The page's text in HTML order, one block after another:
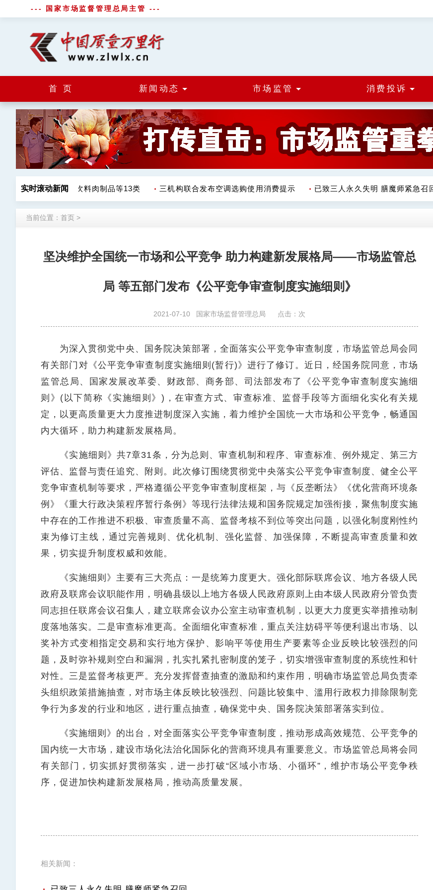
--- 国家市场监督管理总局主管 ---
首 页 新闻动态 市场监管 消费投诉
实时滚动新闻
检不合格 涉调味品饮料肉制品等13类 三机构联合发布空调选购使用消费提示 已致三人永久失明 膳魔师紧急召回
当前位置： 首页 >
坚决维护全国统一市场和公平竞争 助力构建新发展格局——市场监管总
局 等五部门发布《公平竞争审查制度实施细则》
2021-07-10 国家市场监督管理总局 点击： 次
为深入贯彻党中央、国务院决策部署，全面落实公平竞争审查制度，市场监管总局会同
有关部门对《公平竞争审查制度实施细则(暂行)》进行了修订。近日，经国务院同意，市场
监管总局、国家发展改革委、财政部、商务部、司法部发布了《公平竞争审查制度实施细
则》(以下简称《实施细则》)，在审查方式、审查标准、监督手段等方面细化实化有关规
定，以更高质量更大力度推进制度深入实施，着力维护全国统一大市场和公平竞争，畅通国
内大循环，助力构建新发展格局。
《实施细则》共7章31条，分为总则、审查机制和程序、审查标准、例外规定、第三方
评估、监督与责任追究、附则。此次修订围绕贯彻党中央落实公平竞争审查制度、健全公平
竞争审查机制等要求，严格遵循公平竞争审查制度框架，与《反垄断法》《优化营商环境条
例》《重大行政决策程序暂行条例》等现行法律法规和国务院规定加强衔接，聚焦制度实施
中存在的工作推进不积极、审查质量不高、监督考核不到位等突出问题，以强化制度刚性约
束为修订主线，通过完善规则、优化机制、强化监督、加强保障，不断提高审查质量和效
果，切实提升制度权威和效能。
《实施细则》主要有三大亮点：一是统筹力度更大。强化部际联席会议、地方各级人民
政府及联席会议职能作用，明确县级以上地方各级人民政府原则上由本级人民政府分管负责
同志担任联席会议召集人，建立联席会议办公室主动审查机制，以更大力度更实举措推动制
度落地落实。二是审查标准更高。全面细化审查标准，重点关注妨碍平等便利退出市场、以
奖补方式变相指定交易和实行地方保护、影响平等使用生产要素等企业反映比较强烈的问
题，及时弥补规则空白和漏洞，扎实扎紧扎密制度的笼子，切实增强审查制度的系统性和针
对性。三是监督考核更严。充分发挥督查抽查的激励和约束作用，明确市场监管总局负责牵
头组织政策措施抽查，对市场主体反映比较强烈、问题比较集中、滥用行政权力排除限制竞
争行为多发的行业和地区，进行重点抽查，确保党中央、国务院决策部署落实到位。
《实施细则》的出台，对全面落实公平竞争审查制度，推动形成高效规范、公平竞争的
国内统一大市场，建设市场化法治化国际化的营商环境具有重要意义。市场监管总局将会同
有关部门，切实抓好贯彻落实，进一步打破“区域小市场、小循环”，维护市场公平竞争秩
序，促进加快构建新发展格局，推动高质量发展。
相关新闻：